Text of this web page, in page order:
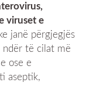
viruset e
janë përgjegjës
ndër të cilat më
ose e
aseptik,